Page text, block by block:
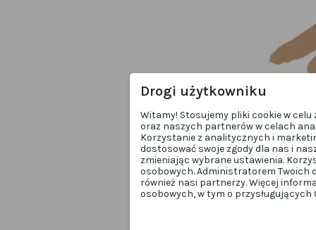
Drogi użytkowniku
Witamy! Stosujemy pliki cookie w
oraz naszych partnerów w celach
Korzystanie z analitycznych i
dostosować swoje zgody dla nas i
zmieniając wybrane ustawienia.
osobowych. Administratorem Twoich
również nasi partnerzy. Więcej
osobowych, w tym o przysługujących